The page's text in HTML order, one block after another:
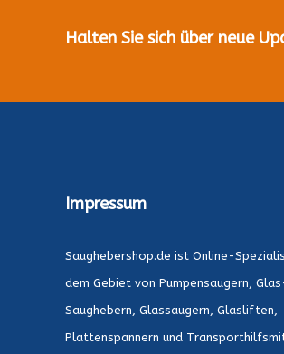
Halten Sie sich über neue
Impressum
Saughebershop.de ist Online-
dem Gebiet von Pumpensaugern,
Saughebern, Glassaugern, Glasliften,
Plattenspannern und